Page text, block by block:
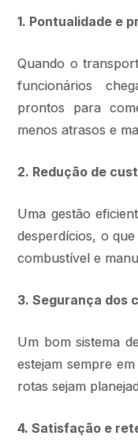
1. Pontualidade e
Quando o
funcionários
prontos para
menos atrasos e
2. Redução de
Uma gestão
desperdícios, o
combustível e
3. Segurança dos
Um bom sistema
estejam sempre
rotas sejam
4. Satisfação e